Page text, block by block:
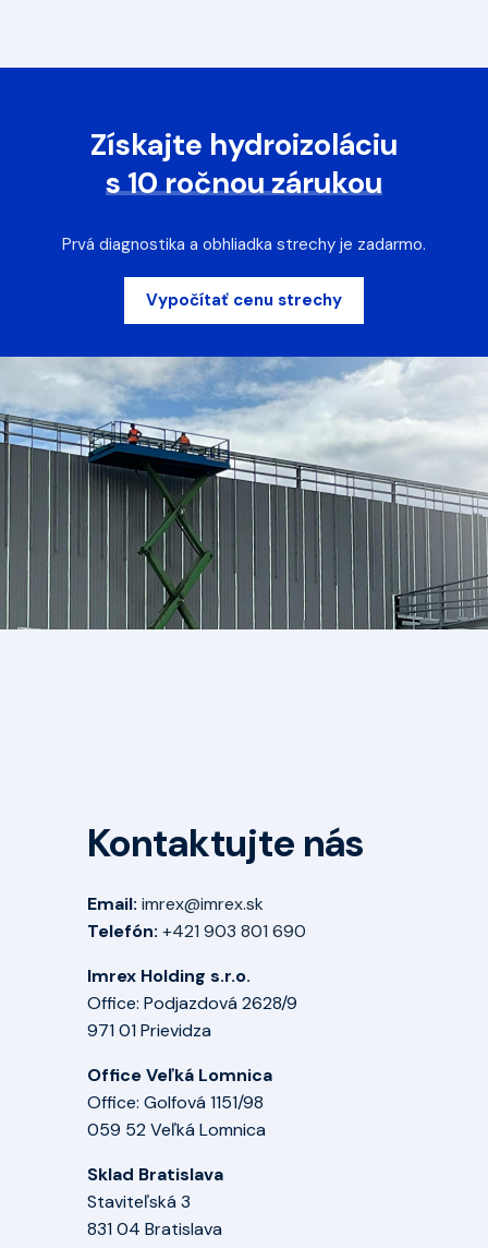
Získajte hydroizoláciu
s 10 ročnou zárukou
Prvá diagnostika a obhliadka strechy je zadarmo.
Vypočítať cenu strechy
Kontaktujte nás
Email: imrex@imrex.sk
Telefón: +421 903 801 690
Imrex Holding s.r.o.
Office: Podjazdová 2628/9
971 01 Prievidza
Office Veľká Lomnica
Office: Golfová 1151/98
059 52 Veľká Lomnica
Sklad Bratislava
Staviteľská 3
831 04 Bratislava